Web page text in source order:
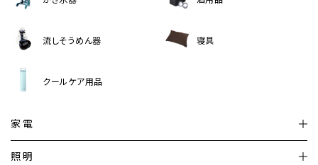
流しそうめん器 寝具
クールケア用品
家電
照明